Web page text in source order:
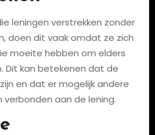
leningen verstrekken zonder
doen dit vaak omdat ze zich
moeite hebben om elders
Dit kan betekenen dat de
en dat er mogelijk andere
verbonden aan de lening.